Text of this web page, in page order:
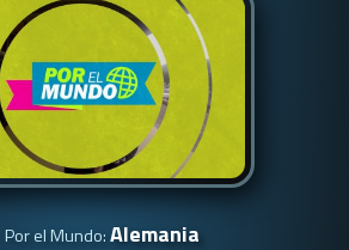
Por el Mundo:Alemania